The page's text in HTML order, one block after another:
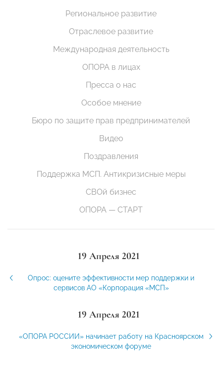
Региональное развитие
Отраслевое развитие
Международная деятельность
ОПОРА в лицах
Пресса о нас
Особое мнение
Бюро по защите прав предпринимателей
Видео
Поздравления
Поддержка МСП. Антикризисные меры
СВОй бизнес
ОПОРА — СТАРТ
19 Апреля 2021
Опрос: оцените эффективности мер поддержки и
сервисов АО «Корпорация «МСП»
19 Апреля 2021
«ОПОРА РОССИИ» начинает работу на Красноярском
экономическом форуме